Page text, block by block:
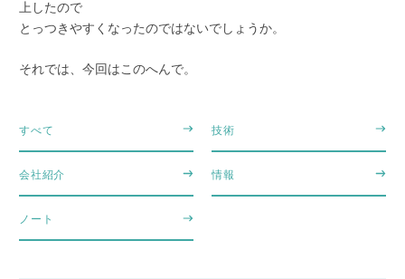
上したので
とっつきやすくなったのではないでしょうか。
それでは、今回はこのへんで。
すべて 技術
会社紹介 情報
ノート